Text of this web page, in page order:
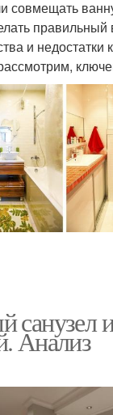
совмещать
и недостатки
санузел
Анализ